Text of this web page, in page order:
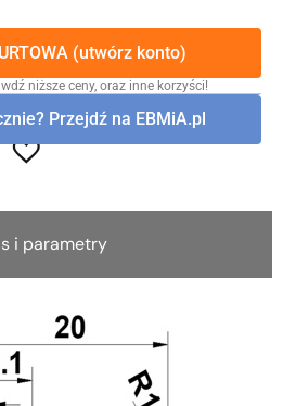
(utwórz konto)
niższe ceny, oraz inne korzyści!
Przejdź na EBMiA.pl
i parametry